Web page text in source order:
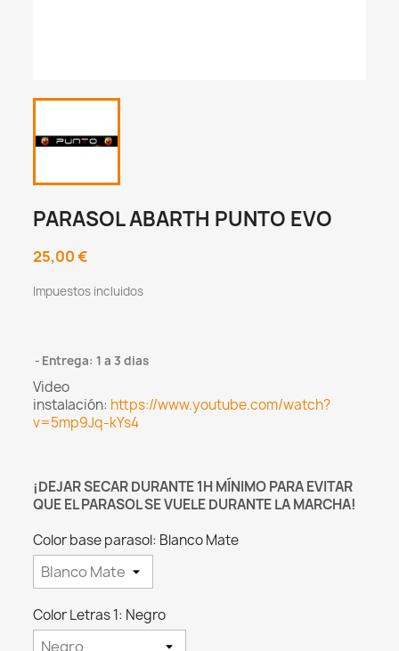
PARASOL ABARTH PUNTO EVO
25,00 €
Impuestos incluidos
Entrega: 1 a 3 dias
Video
instalación: https://www.youtube.com/watch?
v=5mp9Jq-kYs4
¡DEJAR SECAR DURANTE 1H MÍNIMO PARA EVITAR
QUE EL PARASOL SE VUELE DURANTE LA MARCHA!
Color base parasol: Blanco Mate
Color Letras 1: Negro